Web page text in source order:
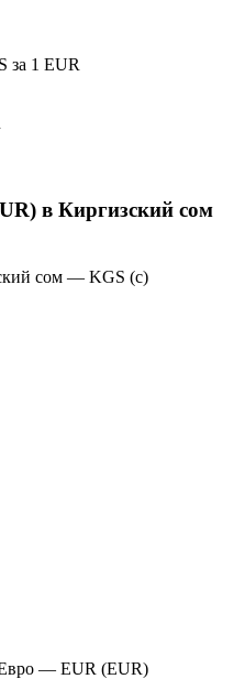
за 1 EUR
в Киргизский сом
сом — KGS (с)
— EUR (EUR)